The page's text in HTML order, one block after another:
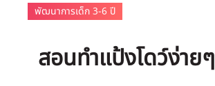
พัฒนาการเด็ก 3-6 ปี
สอนทำแป้งโดว์ง่าย